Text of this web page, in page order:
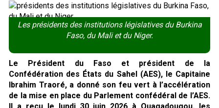
Les présidents des institutions législatives du Burkina
Faso, du Mali et du Niger.
Le Président du Faso et président de la
Confédération des États du Sahel (AES), le Capitaine
Ibrahim Traoré, a donné son feu vert à l’accélération
de la mise en place du Parlement confédéral de l’AES.